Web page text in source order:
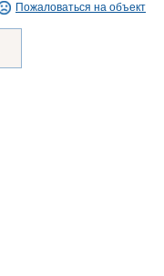
Пожаловаться на объект